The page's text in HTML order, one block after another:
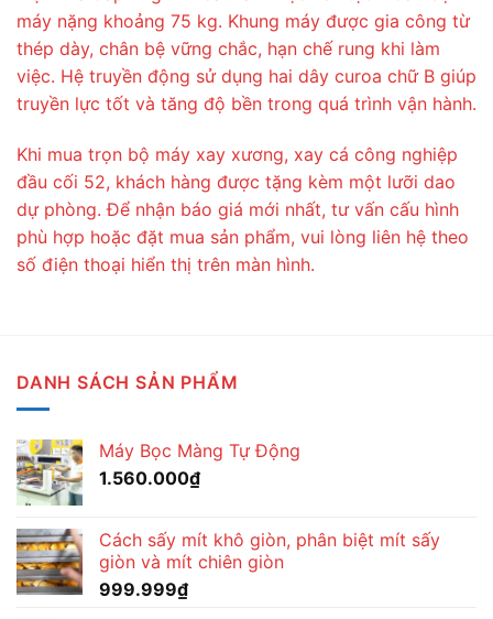
máy nặng khoảng 75 kg. Khung máy được gia công từ
thép dày, chân bệ vững chắc, hạn chế rung khi làm
việc. Hệ truyền động sử dụng hai dây curoa chữ B giúp
truyền lực tốt và tăng độ bền trong quá trình vận hành.
Khi mua trọn bộ máy xay xương, xay cá công nghiệp
đầu cối 52, khách hàng được tặng kèm một lưỡi dao
dự phòng. Để nhận báo giá mới nhất, tư vấn cấu hình
phù hợp hoặc đặt mua sản phẩm, vui lòng liên hệ theo
số điện thoại hiển thị trên màn hình.
DANH SÁCH SẢN PHẨM
Máy Bọc Màng Tự Động
1.560.000₫
Cách sấy mít khô giòn, phân biệt mít sấy
giòn và mít chiên giòn
999.999₫